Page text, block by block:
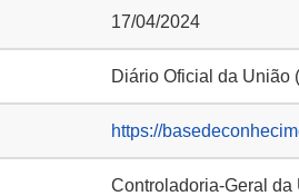
17/04/2024
Diário Oficial da União
https://
Controladoria-Geral da